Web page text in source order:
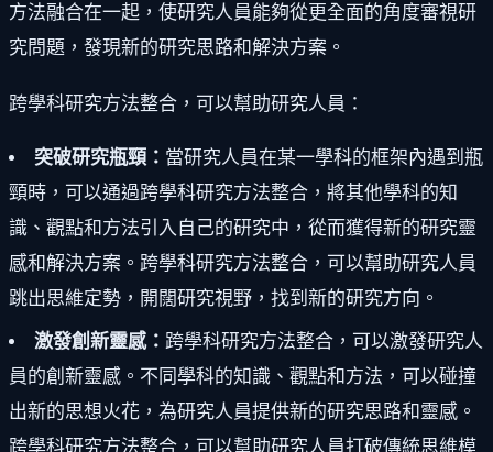
方法融合在一起，使研究人員能夠從更全面的角度審視研
究問題，發現新的研究思路和解決方案。
跨學科研究方法整合，可以幫助研究人員：
突破研究瓶頸： 當研究人員在某一學科的框架內遇到瓶
頸時，可以通過跨學科研究方法整合，將其他學科的知
識、觀點和方法引入自己的研究中，從而獲得新的研究靈
感和解決方案。跨學科研究方法整合，可以幫助研究人員
跳出思維定勢，開闊研究視野，找到新的研究方向。
激發創新靈感： 跨學科研究方法整合，可以激發研究人
員的創新靈感。不同學科的知識、觀點和方法，可以碰撞
出新的思想火花，為研究人員提供新的研究思路和靈感。
跨學科研究方法整合，可以幫助研究人員打破傳統思維模